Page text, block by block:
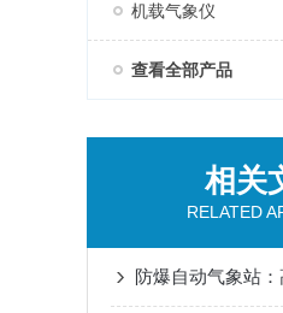
机载气象仪
查看全部产品
相关
RELATED